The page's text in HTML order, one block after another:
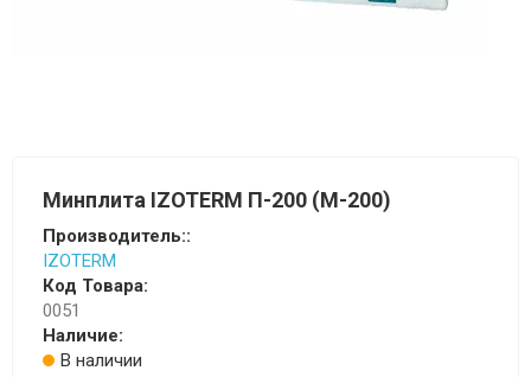
Минплита IZOTERM П-200 (М-200)
Производитель::
IZOTERM
Код Товара:
0051
Наличие:
В наличии